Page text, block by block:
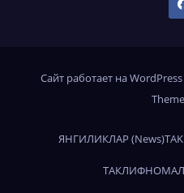
Сайт работает на WordPress
ЯНГИЛИКЛАР (News)